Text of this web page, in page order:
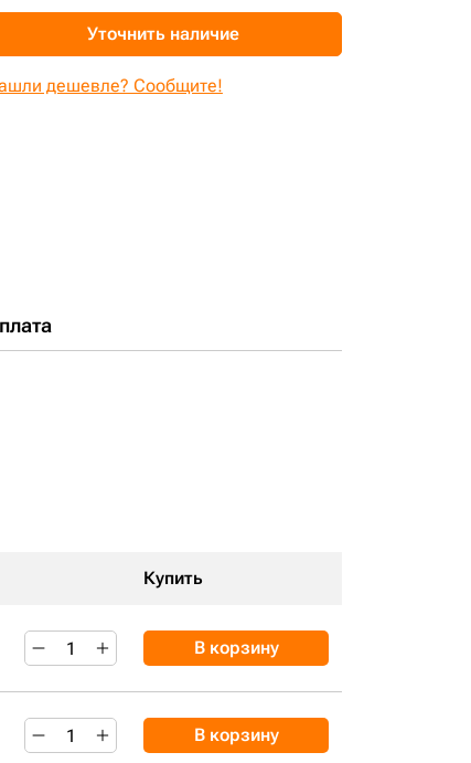
Уточнить наличие
дешевле? Сообщите!
Купить
В корзину
В корзину